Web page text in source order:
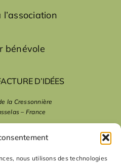
nous utilisons des technologies
bénévole
D’IDÉES
la Cressonnière
– France
légales